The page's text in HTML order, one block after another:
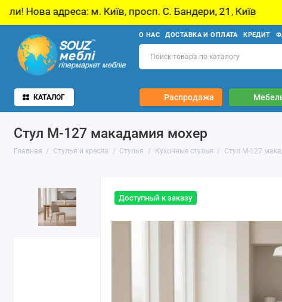
м. Київ, просп. С. Бандери, 21, Київ У
О НАС ДОСТАВКА И ОПЛАТА КРЕДИТ
КАТАЛОГ Распродажа
Стул M-127 макадамия мохер
Главная Стулья и кресла Стулья Кухонные стулья Стул M-127
Доступный к заказу